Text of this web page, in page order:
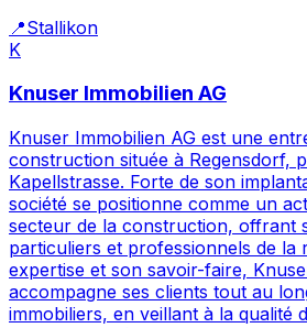
📍Stallikon
K
Knuser Immobilien AG
Knuser Immobilien AG est une
construction située à Regensdorf,
Kapellstrasse. Forte de son
société se positionne comme un
secteur de la construction, offrant
particuliers et professionnels de la
expertise et son savoir-faire,
accompagne ses clients tout au
immobiliers, en veillant à la qualité